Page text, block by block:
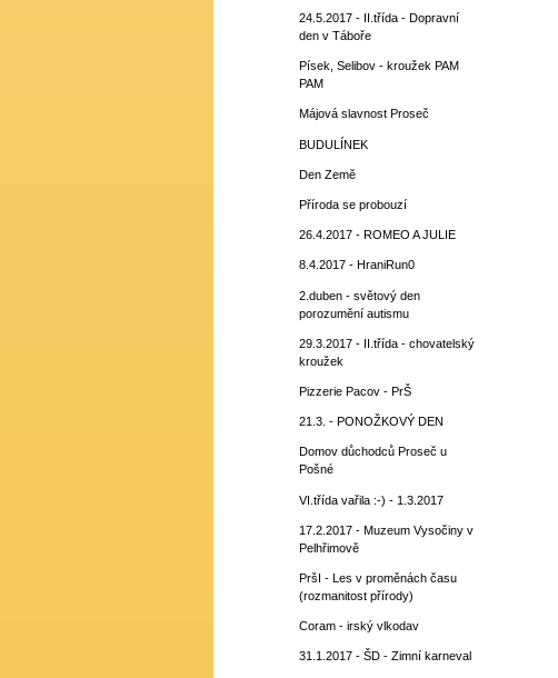
24.5.2017 - II.třída - Dopravní
den v Táboře
Písek, Selibov - kroužek PAM
PAM
Májová slavnost Proseč
BUDULÍNEK
Den Země
Příroda se probouzí
26.4.2017 - ROMEO A JULIE
8.4.2017 - HraniRun0
2.duben - světový den
porozumění autismu
29.3.2017 - II.třída - chovatelský
kroužek
Pizzerie Pacov - PrŠ
21.3. - PONOŽKOVÝ DEN
Domov důchodců Proseč u
Pošné
VI.třída vařila :-) - 1.3.2017
17.2.2017 - Muzeum Vysočiny v
Pelhřimově
PršI - Les v proměnách času
(rozmanitost přírody)
Coram - irský vlkodav
31.1.2017 - ŠD - Zimní karneval